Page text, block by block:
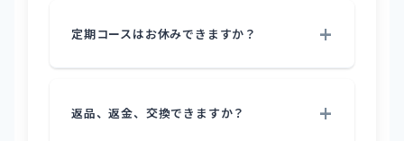
定期コースはお休みできますか？
返品、返金、交換できますか？